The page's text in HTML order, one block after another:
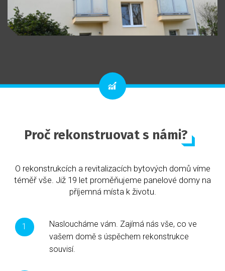
Proč rekonstruovat s námi?
O rekonstrukcích a revitalizacích bytových domů víme
téměř vše. Již 19 let proměňujeme panelové domy na
příjemná místa k životu.
Nasloucháme vám. Zajímá nás vše, co ve
vašem domě s úspěchem rekonstrukce
souvisí.